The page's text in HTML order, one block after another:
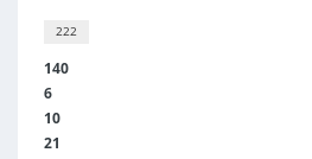
222
140
6
10
21